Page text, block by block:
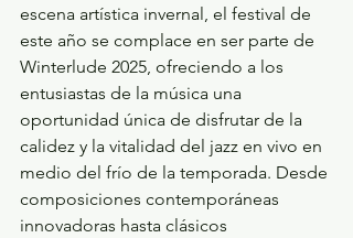
escena artística invernal, el festival de
este año se complace en ser parte de
Winterlude 2025, ofreciendo a los
entusiastas de la música una
oportunidad única de disfrutar de la
calidez y la vitalidad del jazz en vivo en
medio del frío de la temporada. Desde
composiciones contemporáneas
innovadoras hasta clásicos